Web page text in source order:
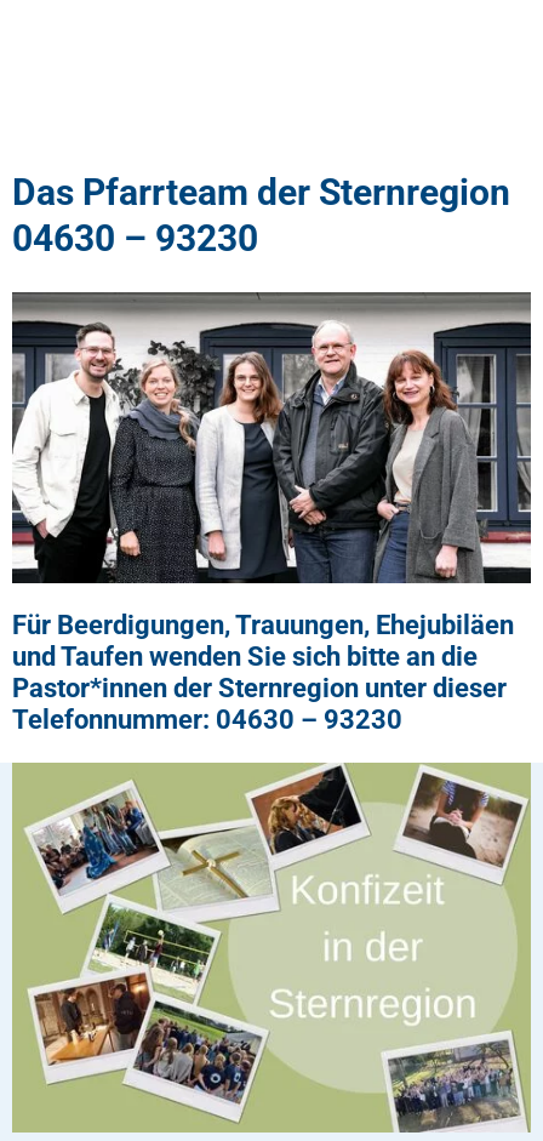
Das Pfarrteam der Sternregion
04630 – 93230
Für Beerdigungen, Trauungen, Ehejubiläen
und Taufen wenden Sie sich bitte an die
Pastor*innen der Sternregion unter dieser
Telefonnummer: 04630 – 93230